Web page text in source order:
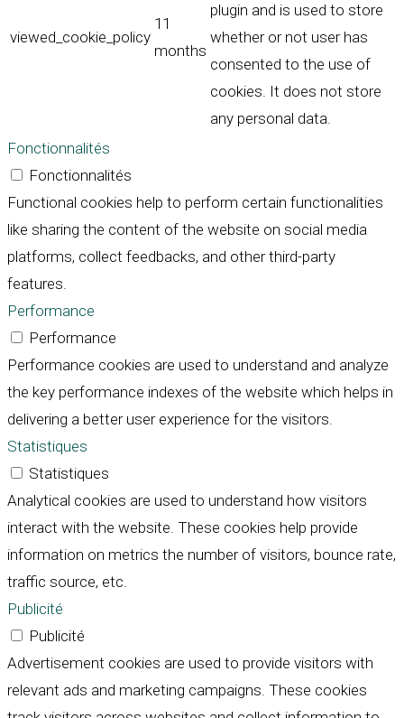
viewed_cookie_policy
11
months
plugin and is used to store
whether or not user has
consented to the use of
cookies. It does not store
any personal data.
Fonctionnalités
Fonctionnalités
Functional cookies help to perform certain functionalities
like sharing the content of the website on social media
platforms, collect feedbacks, and other third-party
features.
Performance
Performance
Performance cookies are used to understand and analyze
the key performance indexes of the website which helps in
delivering a better user experience for the visitors.
Statistiques
Statistiques
Analytical cookies are used to understand how visitors
interact with the website. These cookies help provide
information on metrics the number of visitors, bounce rate,
traffic source, etc.
Publicité
Publicité
Advertisement cookies are used to provide visitors with
relevant ads and marketing campaigns. These cookies